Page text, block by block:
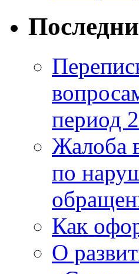
период
Жалоба
по
Как
О